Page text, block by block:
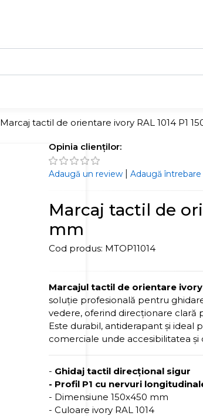
Marcaj tactil de orientare ivory RAL 1014 P1
Opinia clienților:
Adaugă un review |Adaugă întrebare
Marcaj tactil de
mm
Cod produs: MTOP11014
Marcajul tactil de orientare ivory
soluție profesională pentru
vedere, oferind direcționare clară
Este durabil, antiderapant și ideal
comerciale unde accesibilitatea și
- Ghidaj tactil direcțional sigur
- Profil P1 cu nervuri
- Dimensiune 150x450 mm
- Culoare ivory RAL 1014